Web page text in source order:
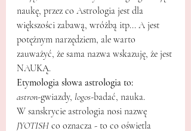
naukę, przez co Astrologia jest dla
większości zabawą, wróżbą itp... A jest
potężnym narzędziem, ale warto
zauważyć, że sama nazwa wskazuję, że jest
NAUKĄ.
Etymologia słowa astrologia to:
astron-gwiazdy, logos-badać, nauka.
W sanskrycie astrologia nosi nazwę
JYOTISH co oznacza - to co oświetla